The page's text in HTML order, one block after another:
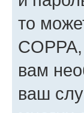
то
вам
ваш